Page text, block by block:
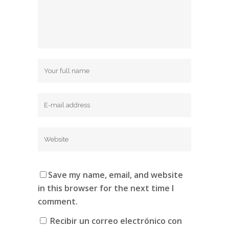
Save my name, email, and website
in this browser for the next time I
comment.
Recibir un correo electrónico con